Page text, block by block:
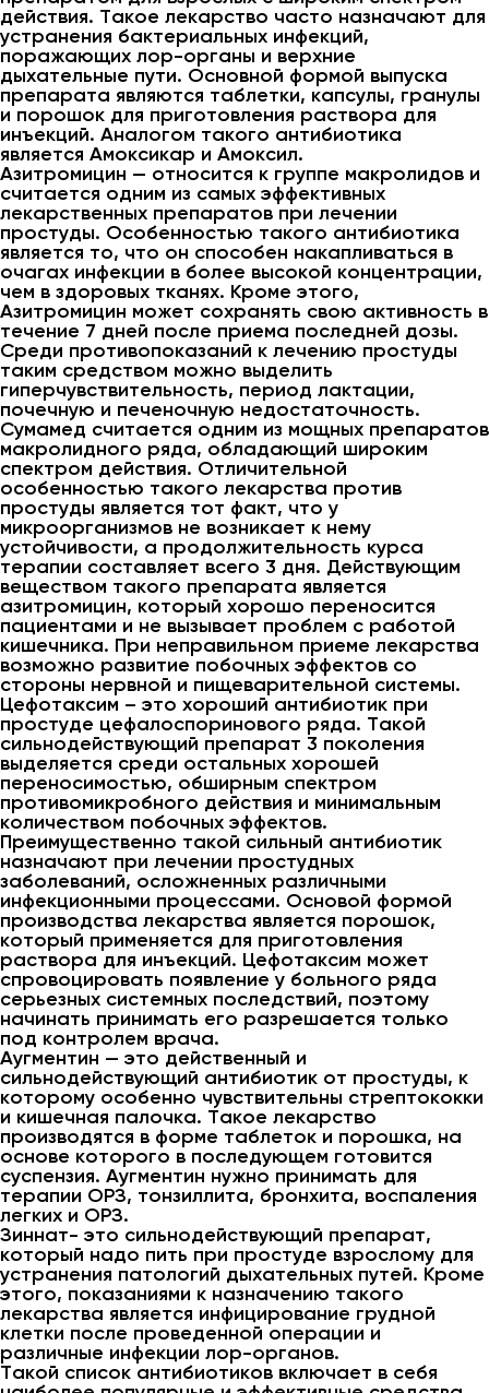
действия. Такое лекарство часто назначают для
устранения бактериальных инфекций,
поражающих лор-органы и верхние
дыхательные пути. Основной формой выпуска
препарата являются таблетки, капсулы, гранулы
и порошок для приготовления раствора для
инъекций. Аналогом такого антибиотика
является Амоксикар и Амоксил.
Азитромицин — относится к группе макролидов и
считается одним из самых эффективных
лекарственных препаратов при лечении
простуды. Особенностью такого антибиотика
является то, что он способен накапливаться в
очагах инфекции в более высокой концентрации,
чем в здоровых тканях. Кроме этого,
Азитромицин может сохранять свою активность в
течение 7 дней после приема последней дозы.
Среди противопоказаний к лечению простуды
таким средством можно выделить
гиперчувствительность, период лактации,
почечную и печеночную недостаточность.
Сумамед считается одним из мощных препаратов
макролидного ряда, обладающий широким
спектром действия. Отличительной
особенностью такого лекарства против
простуды является тот факт, что у
микроорганизмов не возникает к нему
устойчивости, а продолжительность курса
терапии составляет всего 3 дня. Действующим
веществом такого препарата является
азитромицин, который хорошо переносится
пациентами и не вызывает проблем с работой
кишечника. При неправильном приеме лекарства
возможно развитие побочных эффектов со
стороны нервной и пищеварительной системы.
Цефотаксим – это хороший антибиотик при
простуде цефалоспоринового ряда. Такой
сильнодействующий препарат 3 поколения
выделяется среди остальных хорошей
переносимостью, обширным спектром
противомикробного действия и минимальным
количеством побочных эффектов.
Преимущественно такой сильный антибиотик
назначают при лечении простудных
заболеваний, осложненных различными
инфекционными процессами. Основой формой
производства лекарства является порошок,
который применяется для приготовления
раствора для инъекций. Цефотаксим может
спровоцировать появление у больного ряда
серьезных системных последствий, поэтому
начинать принимать его разрешается только
под контролем врача.
Аугментин — это действенный и
сильнодействующий антибиотик от простуды, к
которому особенно чувствительны стрептококки
и кишечная палочка. Такое лекарство
производятся в форме таблеток и порошка, на
основе которого в последующем готовится
суспензия. Аугментин нужно принимать для
терапии ОРЗ, тонзиллита, бронхита, воспаления
легких и ОРЗ.
Зиннат- это сильнодействующий препарат,
который надо пить при простуде взрослому для
устранения патологий дыхательных путей. Кроме
этого, показаниями к назначению такого
лекарства является инфицирование грудной
клетки после проведенной операции и
различные инфекции лор-органов.
Такой список антибиотиков включает в себя